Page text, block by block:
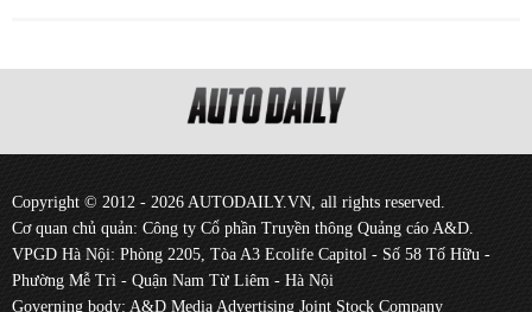
Copyright © 2012 - 2026 AUTODAILY.VN, all rights reserved.
Cơ quan chủ quản: Công ty Cổ phần Truyền thông Quảng cáo A&D.
VPGD Hà Nội: Phòng 2205, Tòa A3 Ecolife Capitol - Số 58 Tố Hữu -
Phường Mễ Trì - Quận Nam Từ Liêm - Hà Nội
Governing body: A&D Media Advertising Joint Stock Company